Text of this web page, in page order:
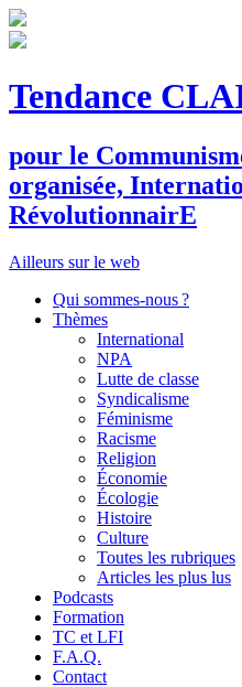
Tendance
pour le C
organisée, I
RévolutionnairE
Ailleurs sur le web
Qui sommes-nous ?
Thèmes
International
NPA
Lutte de classe
Syndicalisme
Féminisme
Racisme
Religion
Économie
Écologie
Histoire
Culture
Toutes les rubriques
Articles les plus lus
Podcasts
Formation
TC et LFI
F.A.Q.
Contact